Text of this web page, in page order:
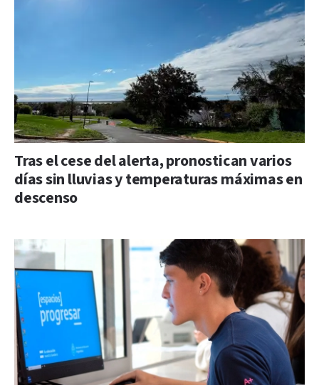
Tras el cese del alerta, pronostican varios
días sin lluvias y temperaturas máximas en
descenso